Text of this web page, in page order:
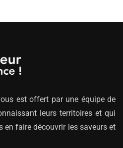
est offert par une équipe de
leurs territoires et qui
en faire découvrir les saveurs et